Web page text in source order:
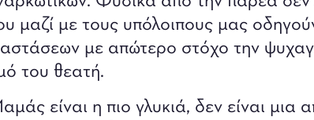
μαζί με τους υπόλοιπους μας
με απώτερο στόχο την
του θεατή.
είναι η πιο γλυκιά, δεν είναι μια